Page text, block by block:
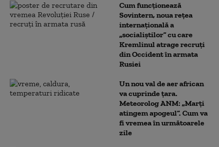
Cum funcționează
Sovintern, noua rețea
internațională a
„socialiștilor” cu care
Kremlinul atrage recruți
din Occident în armata
Rusiei
Un nou val de aer african
va cuprinde țara.
Meteorolog ANM: „Marți
atingem apogeul”. Cum va
fi vremea în următoarele
zile